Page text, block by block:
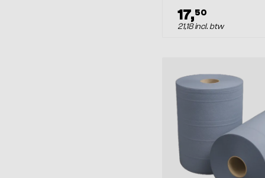
17,50
21,18 incl. btw